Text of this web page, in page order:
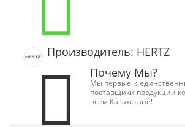
Производитель: HERTZ
Почему Мы?
Мы первые и
поставщики продукции
всем Казахстане!